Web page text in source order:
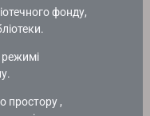
фонду,
режимі
простору ,